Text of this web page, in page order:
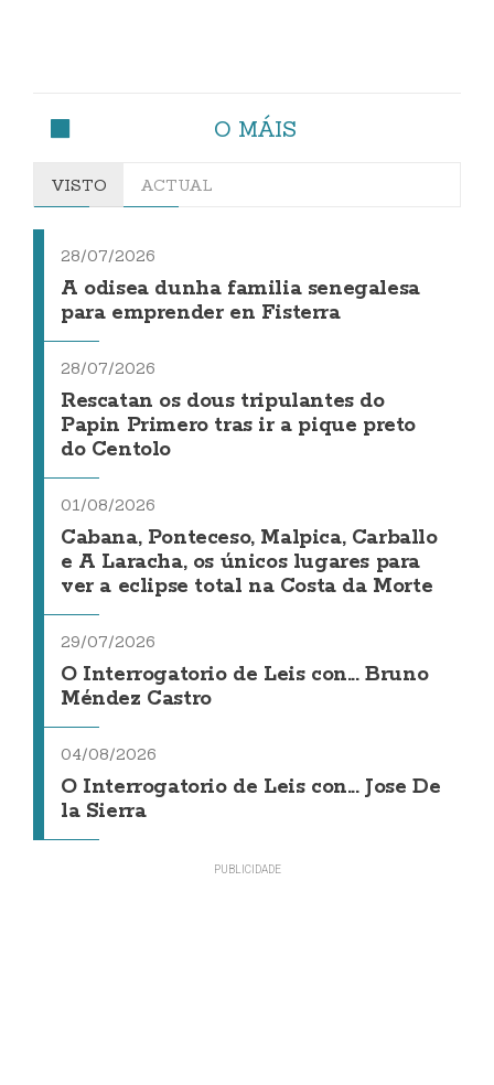
O MÁIS
VISTO ACTUAL
28/07/2026
A odisea dunha familia senegalesa
para emprender en Fisterra
28/07/2026
Rescatan os dous tripulantes do
Papin Primero tras ir a pique preto
do Centolo
01/08/2026
Cabana, Ponteceso, Malpica, Carballo
e A Laracha, os únicos lugares para
ver a eclipse total na Costa da Morte
29/07/2026
O Interrogatorio de Leis con... Bruno
Méndez Castro
04/08/2026
O Interrogatorio de Leis con... Jose De
la Sierra